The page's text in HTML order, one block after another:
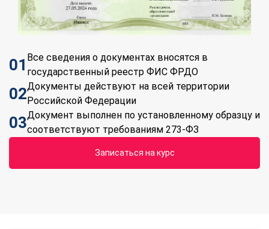
01 Все сведения о документах вносятся в
государственный реестр ФИС ФРДО
02Документы действуют на всей территории
Российской Федерации
03Документ выполнен по установленному образцу и
соответствуют требованиям 273-ФЗ
Записаться на курс